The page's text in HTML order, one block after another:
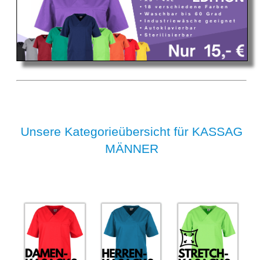
Unsere Kategorieübersicht für KASSAG
MÄNNER